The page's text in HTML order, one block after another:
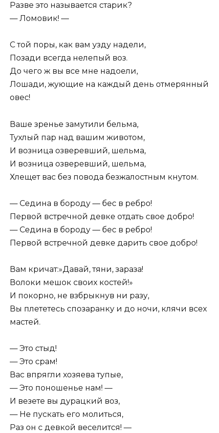
Разве это называется старик?
— Ломовик! —
С той поры, как вам узду надели,
Позади всегда нелепый воз.
До чего ж вы все мне надоели,
Лошади, жующие на каждый день отмерянный
овес!
Ваше зренье замутили бельма,
Тухлый пар над вашим животом,
И возница озверевший, шельма,
И возница озверевший, шельма,
Хлещет вас без повода безжалостным кнутом.
— Седина в бороду — бес в ребро!
Первой встречной девке отдать свое добро!
— Седина в бороду — бес в ребро!
Первой встречной девке дарить свое добро!
Вам кричат:»Давай, тяни, зараза!
Волоки мешок своих костей!»
И покорно, не взбрыкнув ни разу,
Вы плететесь спозаранку и до ночи, клячи всех
мастей.
— Это стыд!
— Это срам!
Вас впрягли хозяева тупые,
— Это поношенье нам! —
И везете вы дурацкий воз,
— Не пускать его молиться,
Раз он с девкой веселится! —